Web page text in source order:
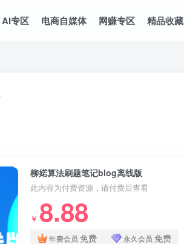
AI专区 电商自媒体 网赚专区 精品收藏
柳婼算法刷题笔记blog离线版
此内容为付费资源，请付费后查看
￥ 8.88
年费会员 免费 永久会员 免费